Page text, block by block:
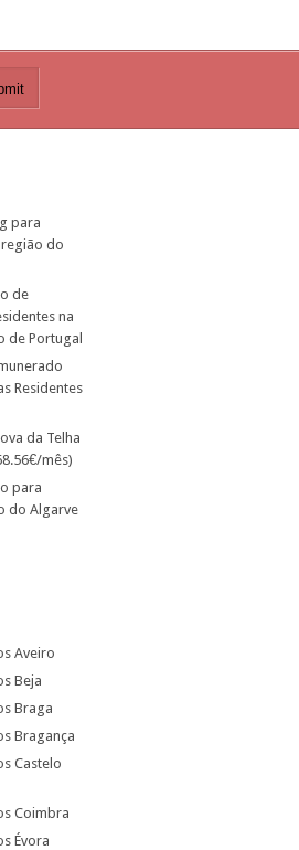
para
do
de
na
de Portugal
Residentes
da Telha
mês)
para
do Algarve
Aveiro
Beja
Braga
Bragança
Castelo
Coimbra
Évora